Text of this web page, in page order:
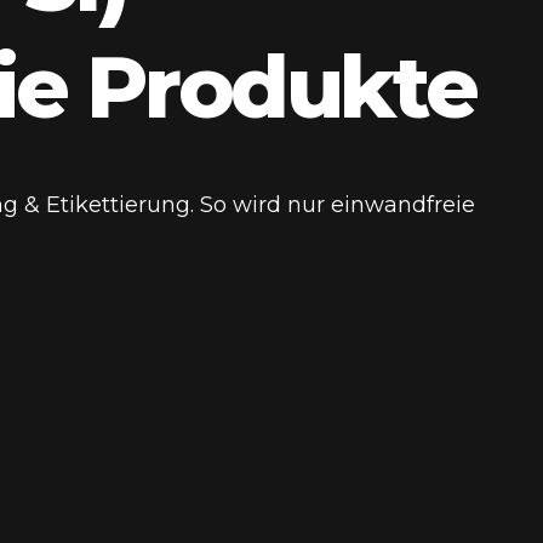
Produkte
& Etikettierung. So wird nur einwandfreie